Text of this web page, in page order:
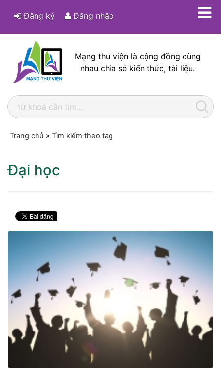
Đăng ký Đăng nhập
Mạng thư viện là cộng đồng cùng
nhau chia sẻ kiến thức, tài liệu.
Trang chủ » Tìm kiếm theo tag
Đại học